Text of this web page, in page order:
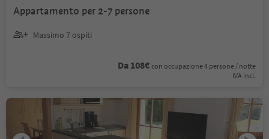
Appartamento per 2-7 persone
Massimo 7 ospiti
Da 108€ con occupazione 4 persone / notte
IVA incl.